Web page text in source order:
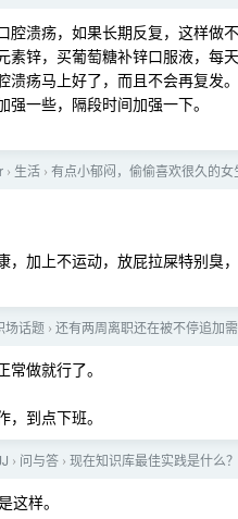
溃疡，如果长期反复，这样做
锌，买葡萄糖补锌口服液，每
疡马上好了，而且不会再复发。
一些，隔段时间加强一下。
› 生活 › 有点小郁闷，偷偷喜欢很久的
，加上不运动，放屁拉屎特别臭
场话题 › 还有两周离职还在被不停追加
做就行了。
到点下班。
› 问与答 › 现在知识库最佳实践是什么？
这样。